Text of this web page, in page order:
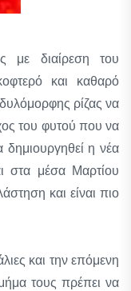
με διαίρεση του
και καθαρό
ρίζας να
του φυτού που να
δημιουργηθεί η νέα
στα μέσα Μαρτίου
και είναι πιο
και την επόμενη
τους πρέπει να